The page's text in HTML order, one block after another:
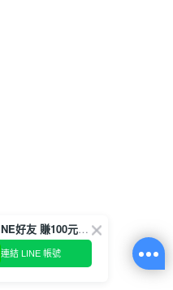
❤️加LINE好友 賺100元券！
連結 LINE 帳號